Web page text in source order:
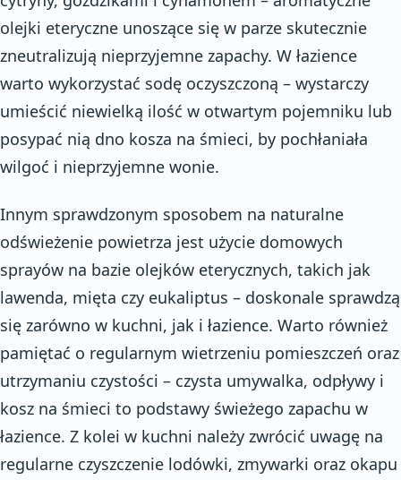
olejki eteryczne unoszące się w parze skutecznie
zneutralizują nieprzyjemne zapachy. W łazience
warto wykorzystać sodę oczyszczoną – wystarczy
umieścić niewielką ilość w otwartym pojemniku lub
posypać nią dno kosza na śmieci, by pochłaniała
wilgoć i nieprzyjemne wonie.
Innym sprawdzonym sposobem na naturalne
odświeżenie powietrza jest użycie domowych
sprayów na bazie olejków eterycznych, takich jak
lawenda, mięta czy eukaliptus – doskonale sprawdzą
się zarówno w kuchni, jak i łazience. Warto również
pamiętać o regularnym wietrzeniu pomieszczeń oraz
utrzymaniu czystości – czysta umywalka, odpływy i
kosz na śmieci to podstawy świeżego zapachu w
łazience. Z kolei w kuchni należy zwrócić uwagę na
regularne czyszczenie lodówki, zmywarki oraz okapu